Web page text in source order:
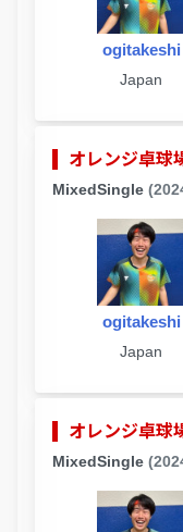
ogitakeshi
Japan
オレンジ卓球
MixedSingle
ogitakeshi
Japan
オレンジ卓球
MixedSingle